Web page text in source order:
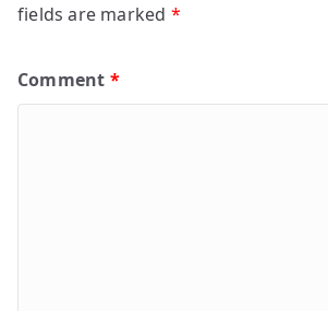
fields are marked *
Comment *